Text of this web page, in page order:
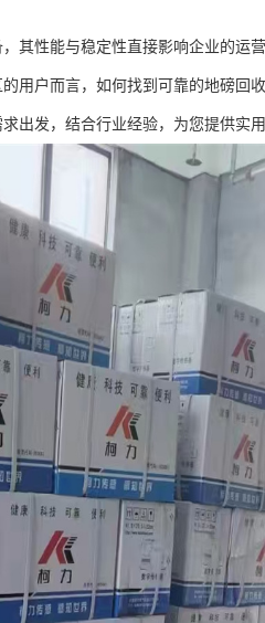
其性能与稳定性直接影响企业的运
用户而言，如何找到可靠的地磅回
出发，结合行业经验，为您提供实用